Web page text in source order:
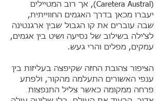
(Caretera Austral), אך רוב המטיילים
יעברו מכאן בדרך האגמים החווייתית,
שבה עוברים את קו הגבול שבין ארגנטינה
לצ'ילה בשילוב של נסיעה ושיט בין אגמים,
עמקים, מפלים והרי געש.
הציפור צהובת החזה שקיפצה בעליזות בין
ענפי האשורים התעלמה מהקור, ולפתע
פרחה ממקומה כאשר צליל התנפצות